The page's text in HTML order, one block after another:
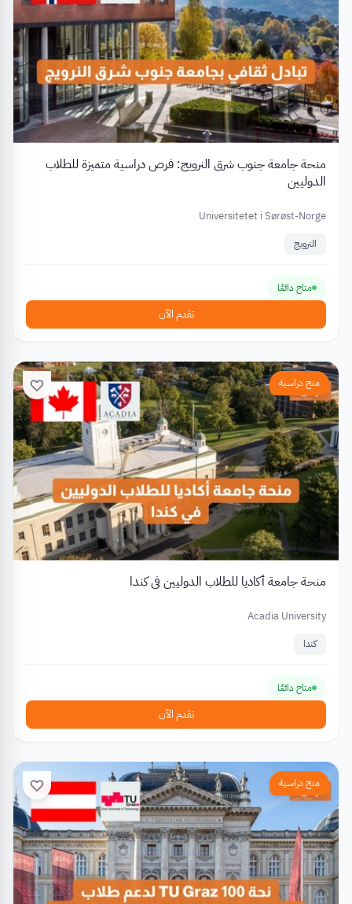
منحة جامعة جنوب شرق النرويج: فرص دراسية متميزة للطلاب
الدوليين
Universitetet i Sørøst-Norge
النرويج
متاح دائمًا
تقدم الآن
منح دراسية
منحة جامعة أكاديا للطلاب الدوليين في كندا
Acadia University
كندا
متاح دائمًا
تقدم الآن
منح دراسية